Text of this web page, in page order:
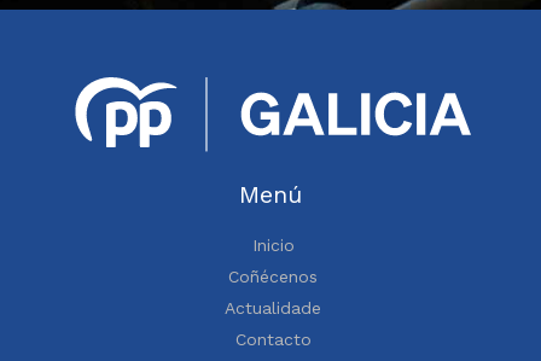
Menú
Inicio
Coñécenos
Actualidade
Contacto